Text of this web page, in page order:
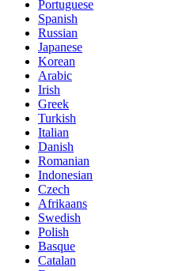
Portuguese
Spanish
Russian
Japanese
Korean
Arabic
Irish
Greek
Turkish
Italian
Danish
Romanian
Indonesian
Czech
Afrikaans
Swedish
Polish
Basque
Catalan